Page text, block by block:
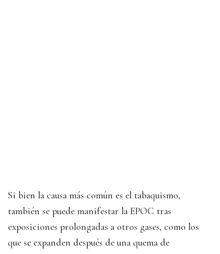
Si bien la causa más común es el tabaquismo,
también se puede manifestar la EPOC tras
exposiciones prolongadas a otros gases, como los
que se expanden después de una quema de